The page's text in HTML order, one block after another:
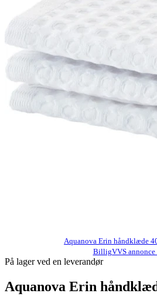
Aquanova Erin håndklæde
BilligVVS
På lager ved en leverandør
Aquanova Erin